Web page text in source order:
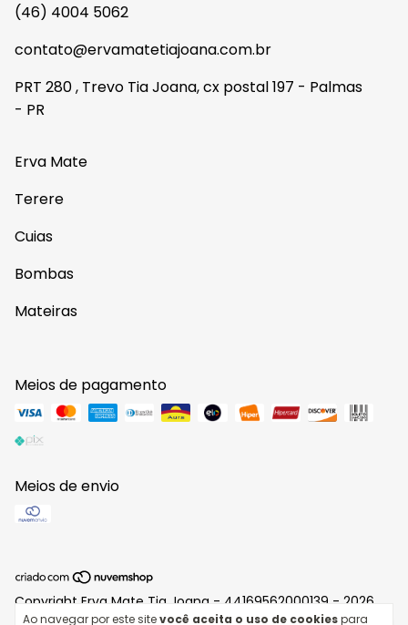
Ao navegar por este sitevocê aceita o uso de cookiespara
(46) 4004 5062
contato@ervamatetiajoana.com.br
PRT 280 , Trevo Tia Joana, cx postal 197 - Palmas
- PR
Erva Mate
Terere
Cuias
Bombas
Mateiras
Meios de pagamento
Meios de envio
Copyright Erva Mate Tia Joana - 44169562000139 - 2026.
Todos os direitos reservados.